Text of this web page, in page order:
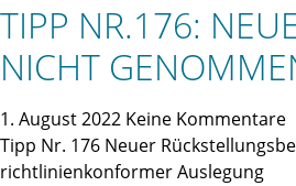
TIPP NR.176:
NICHT
1. August 2022 Keine Kommentare
Tipp Nr. 176 Neuer
richtlinienkonformer Auslegung